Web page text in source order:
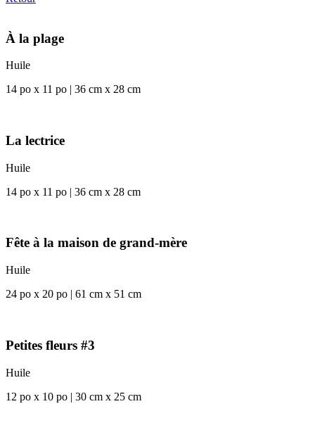
À la plage
Huile
14 po x 11 po | 36 cm x 28 cm
La lectrice
Huile
14 po x 11 po | 36 cm x 28 cm
Fête à la maison de grand-mère
Huile
24 po x 20 po | 61 cm x 51 cm
Petites fleurs #3
Huile
12 po x 10 po | 30 cm x 25 cm